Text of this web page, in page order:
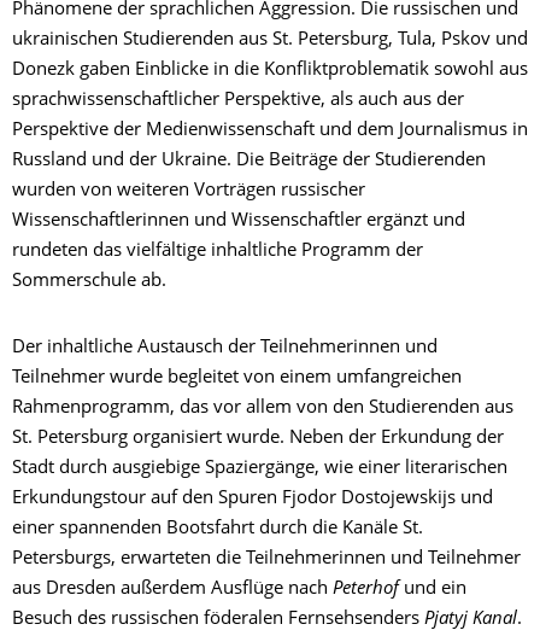
Phänomene der sprachlichen Aggression. Die russischen und
ukrainischen Studierenden aus St. Petersburg, Tula, Pskov und
Donezk gaben Einblicke in die Konfliktproblematik sowohl aus
sprachwissenschaftlicher Perspektive, als auch aus der
Perspektive der Medienwissenschaft und dem Journalismus in
Russland und der Ukraine. Die Beiträge der Studierenden
wurden von weiteren Vorträgen russischer
Wissenschaftlerinnen und Wissenschaftler ergänzt und
rundeten das vielfältige inhaltliche Programm der
Sommerschule ab.
Der inhaltliche Austausch der Teilnehmerinnen und
Teilnehmer wurde begleitet von einem umfangreichen
Rahmenprogramm, das vor allem von den Studierenden aus
St. Petersburg organisiert wurde. Neben der Erkundung der
Stadt durch ausgiebige Spaziergänge, wie einer literarischen
Erkundungstour auf den Spuren Fjodor Dostojewskijs und
einer spannenden Bootsfahrt durch die Kanäle St.
Petersburgs, erwarteten die Teilnehmerinnen und Teilnehmer
aus Dresden außerdem Ausflüge nach Peterhof und ein
Besuch des russischen föderalen Fernsehsenders Pjatyj Kanal.